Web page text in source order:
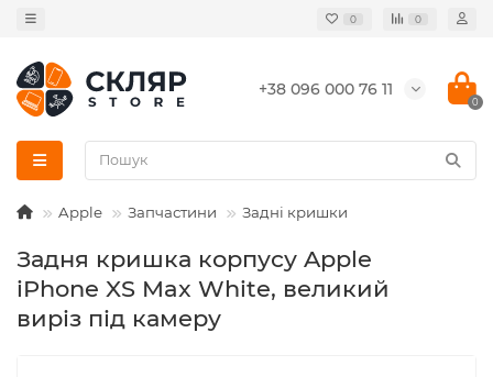
0 0
+38 096 000 76 11
0
Apple Запчастини Задні кришки
Задня кришка корпусу Apple
iPhone XS Max White, великий
виріз під камеру